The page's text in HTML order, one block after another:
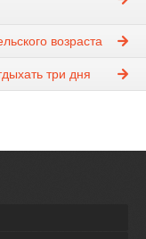
возраста
три дня